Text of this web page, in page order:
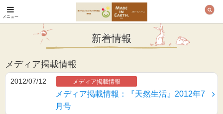
オーガニックコットン
製品と布ナプキン メ
イド・イン・アース
メニュー
新着情報
メディア掲載情報
2012/07/12 メディア掲載情報
メディア掲載情報：『天然生活』2012年7
月号